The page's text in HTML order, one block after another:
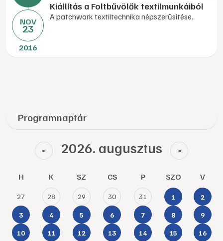
NOV
23
2016
Kiállítás a Foltbűvölők textilmunkáiból
A patchwork textiltechnika népszerűsítése.
Programnaptár
< 2026. augusztus >
H K SZ CS P SZO V
27 28 29 30 31 1 2
3 4 5 6 7 8 9
10 11 12 13 14 15 16